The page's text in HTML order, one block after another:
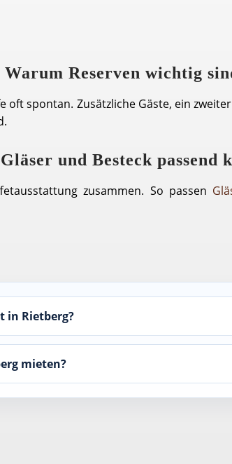
Warum Reserven wichtig
oft spontan. Zusätzliche Gäste, ein
und Besteck passend
zusammen. So passen
in Rietberg?
mieten?